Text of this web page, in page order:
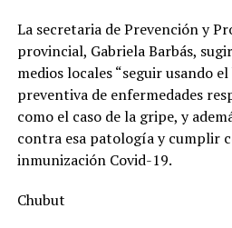
La secretaria de Prevención y
provincial, Gabriela Barbás,
medios locales “seguir usando
preventiva de enfermedades
como el caso de la gripe, y
contra esa patología y cumplir
inmunización Covid-19.
Chubut